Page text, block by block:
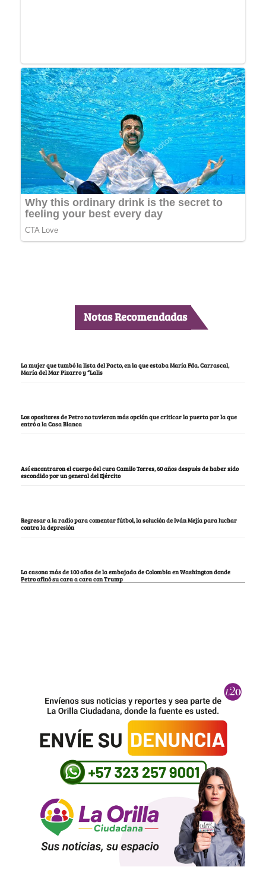
Notas Recomendadas
La mujer que tumbó la lista del Pacto, en la que estaba María Fda. Carrascal,
María del Mar Pizarro y “Lalis
Los opositores de Petro no tuvieron más opción que criticar la puerta por la que
entró a la Casa Blanca
Así encontraron el cuerpo del cura Camilo Torres, 60 años después de haber sido
escondido por un general del Ejército
Regresar a la radio para comentar fútbol, la solución de Iván Mejía para luchar
contra la depresión
La casona más de 100 años de la embajada de Colombia en Washington donde
Petro afinó su cara a cara con Trump